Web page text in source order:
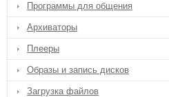
Программы для общения
Архиваторы
Плееры
Образы и запись дисков
Загрузка файлов